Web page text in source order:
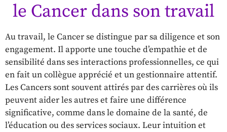
le Cancer dans son travail
Au travail, le Cancer se distingue par sa diligence et son
engagement. Il apporte une touche d’empathie et de
sensibilité dans ses interactions professionnelles, ce qui
en fait un collègue apprécié et un gestionnaire attentif.
Les Cancers sont souvent attirés par des carrières où ils
peuvent aider les autres et faire une différence
significative, comme dans le domaine de la santé, de
l’éducation ou des services sociaux. Leur intuition et